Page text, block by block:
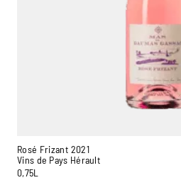
Rosé Frizant 2021
Vins de Pays Hérault
0,75L